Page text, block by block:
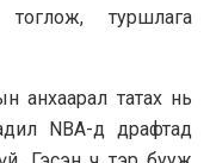
туршлага
анхаарал татах нь
NBA-д драфтад